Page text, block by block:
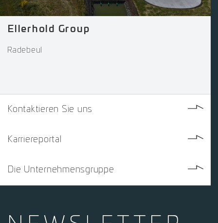
Ellerhold Group
Radebeul
Kontaktieren Sie uns
Karriereportal
Die Unternehmensgruppe